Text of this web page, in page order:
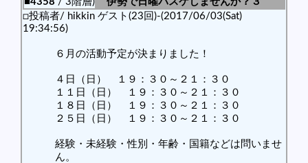
□投稿者/ hikkin ゲスト(23回)-(2017/06/03(Sat)
19:34:56)
６月の活動予定が決まりました！
４日（日） １９：３０～２１：３０
１１日（日） １９：３０～２１：３０
１８日（日） １９：３０～２１：３０
２５日（日） １９：３０～２１：３０
経験・未経験・性別・年齢・国籍などは問いませ
ん。